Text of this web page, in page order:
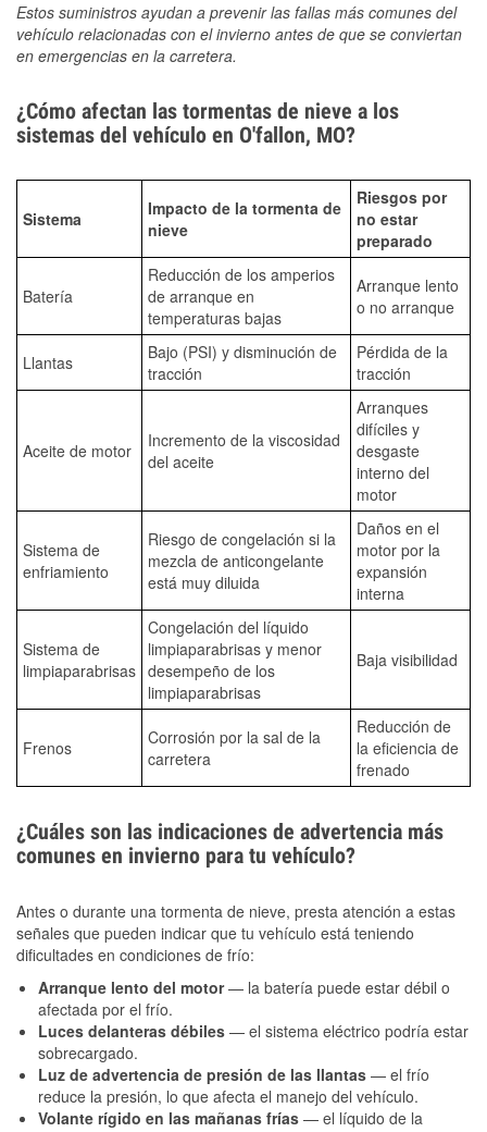
Estos suministros ayudan a prevenir las fallas más comunes del
vehículo relacionadas con el invierno antes de que se conviertan
en emergencias en la carretera.
¿Cómo afectan las tormentas de nieve a los
sistemas del vehículo en O'fallon, MO?
Sistema
Impacto de la tormenta de
nieve
Riesgos por
no estar
preparado
Batería
Reducción de los amperios
de arranque en
temperaturas bajas
Arranque lento
o no arranque
Llantas
Bajo (PSI) y disminución de
tracción
Pérdida de la
tracción
Aceite de motor
Incremento de la viscosidad
del aceite
Arranques
difíciles y
desgaste
interno del
motor
Sistema de
enfriamiento
Riesgo de congelación si la
mezcla de anticongelante
está muy diluida
Daños en el
motor por la
expansión
interna
Sistema de
limpiaparabrisas
Congelación del líquido
limpiaparabrisas y menor
desempeño de los
limpiaparabrisas
Baja visibilidad
Frenos
Corrosión por la sal de la
carretera
Reducción de
la eficiencia de
frenado
¿Cuáles son las indicaciones de advertencia más
comunes en invierno para tu vehículo?
Antes o durante una tormenta de nieve, presta atención a estas
señales que pueden indicar que tu vehículo está teniendo
dificultades en condiciones de frío:
Arranque lento del motor— la batería puede estar débil o
afectada por el frío.
Luces delanteras débiles — el sistema eléctrico podría estar
sobrecargado.
Luz de advertencia de presión de las llantas — el frío
reduce la presión, lo que afecta el manejo del vehículo.
Volante rígido en las mañanas frías — el líquido de la